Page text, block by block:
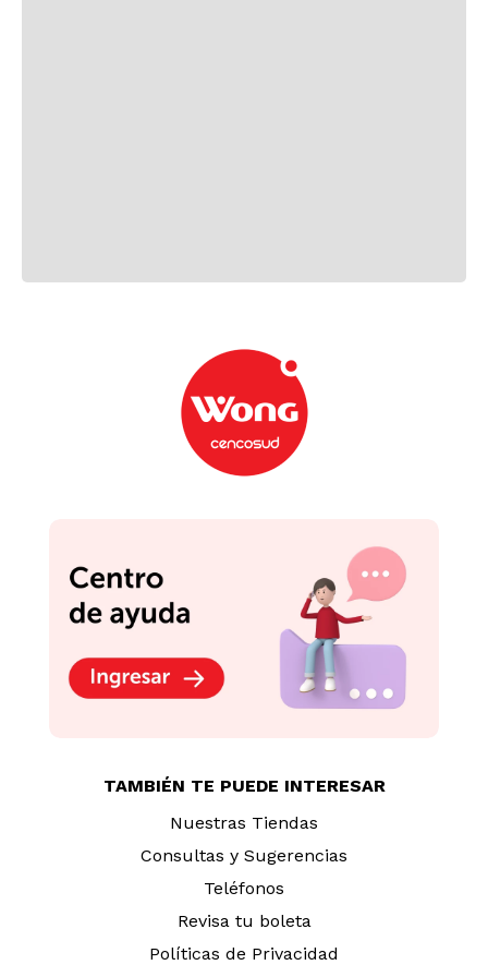
TAMBIÉN TE PUEDE INTERESAR
Nuestras Tiendas
Consultas y Sugerencias
Teléfonos
Revisa tu boleta
Políticas de Privacidad